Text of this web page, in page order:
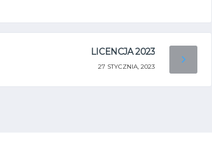
LICENCJA 2023
27 STYCZNIA, 2023